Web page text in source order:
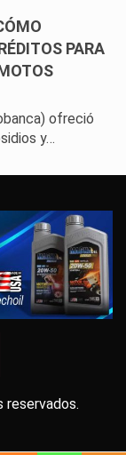
PARA
ofreció
y…
reservados.